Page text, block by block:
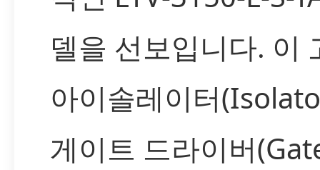
델을 선보입니다. 이
아이솔레이터
게이트 드라이버